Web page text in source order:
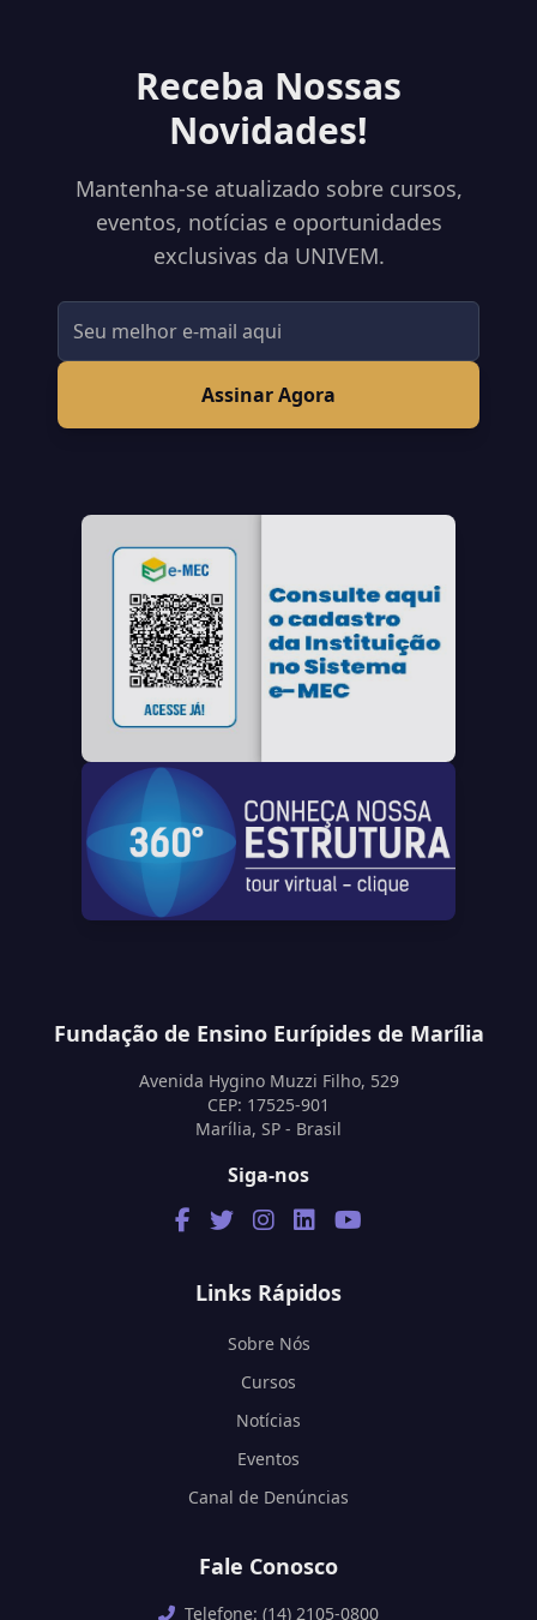
Receba Nossas
Novidades!
Mantenha-se atualizado sobre cursos,
eventos, notícias e oportunidades
exclusivas da UNIVEM.
Assinar Agora
Fundação de Ensino Eurípides de Marília
Avenida Hygino Muzzi Filho, 529
CEP: 17525-901
Marília, SP - Brasil
Siga-nos
Links Rápidos
Sobre Nós
Cursos
Notícias
Eventos
Canal de Denúncias
Fale Conosco
Telefone: (14) 2105-0800